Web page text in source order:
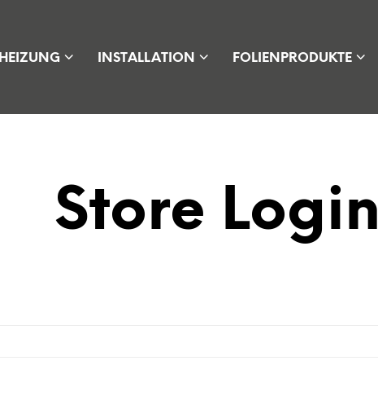
HEIZUNG INSTALLATION FOLIENPRODUKTE
Store Login